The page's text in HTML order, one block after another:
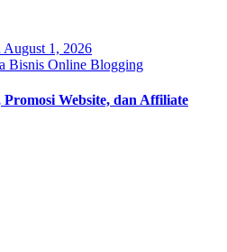
August 1, 2026
Bisnis Online Blogging
Website, dan Affiliate